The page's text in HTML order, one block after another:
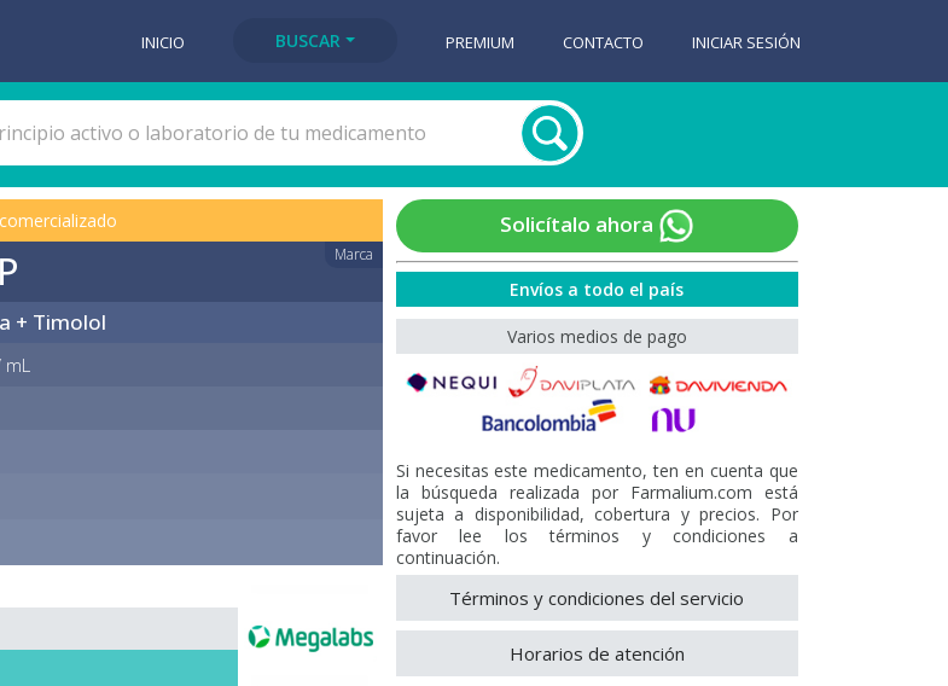
INICIO BUSCAR PREMIUM CONTACTO INICIAR SESIÓN
Marca
+ Timolol
mL
Solicítalo ahora
Envíos a todo el país
Varios medios de pago
Si necesitas este medicamento, ten en cuenta que
la búsqueda realizada por Farmalium.com está
sujeta a disponibilidad, cobertura y precios. Por
favor lee los términos y condiciones a
continuación.
Términos y condiciones del servicio
Horarios de atención